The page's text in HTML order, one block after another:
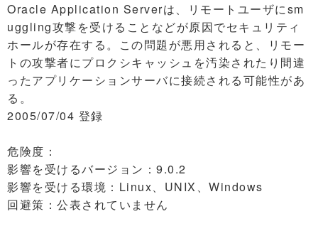
Oracle Application Serverは、リモートユーザにsm
uggling攻撃を受けることなどが原因でセキュリティ
ホールが存在する。この問題が悪用されると、リモー
トの攻撃者にプロクシキャッシュを汚染されたり間違
ったアプリケーションサーバに接続される可能性があ
る。
2005/07/04 登録
危険度：
影響を受けるバージョン：9.0.2
影響を受ける環境：Linux、UNIX、Windows
回避策：公表されていません